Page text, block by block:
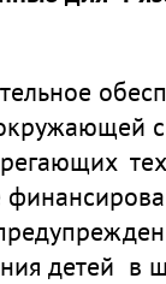
детей в